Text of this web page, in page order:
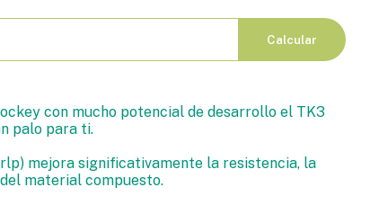
Calcular
con mucho potencial de desarrollo el TK3
palo para ti.
mejora significativamente la resistencia, la
material compuesto.